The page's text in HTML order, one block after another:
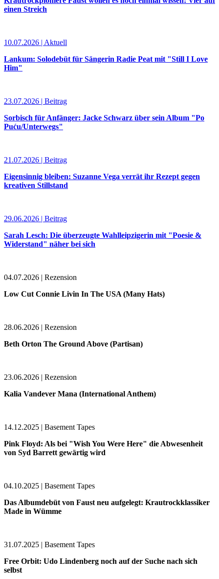
einen Streich
10.07.2026 | Aktuell
Lankum: Solodebüt für Sängerin Radie Peat mit "Still I Love
Him"
23.07.2026 | Beitrag
Sorbisch für Anfänger: Jacke Schwarz über sein Album "Po
Puću/Unterwegs"
21.07.2026 | Beitrag
Eigensinnig bleiben: Suzanne Vega verrät ihr Rezept gegen
kreativen Stillstand
29.06.2026 | Beitrag
Sarah Lesch: Die überzeugte Wahlleipzigerin mit "Poesie &
Widerstand" näher bei sich
04.07.2026 | Rezension
Low Cut Connie Livin In The USA (Many Hats)
28.06.2026 | Rezension
Beth Orton The Ground Above (Partisan)
23.06.2026 | Rezension
Kalia Vandever Mana (International Anthem)
14.12.2025 | Basement Tapes
Pink Floyd: Als bei "Wish You Were Here" die Abwesenheit
von Syd Barrett gewärtig wird
04.10.2025 | Basement Tapes
Das Albumdebüt von Faust neu aufgelegt: Krautrockklassiker
Made in Wümme
31.07.2025 | Basement Tapes
Free Orbit: Udo Lindenberg noch auf der Suche nach sich
selbst